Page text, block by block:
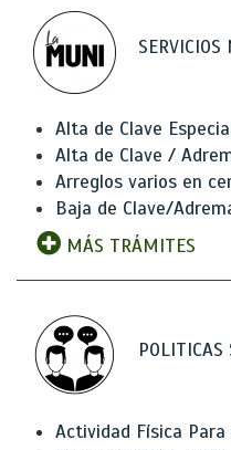
Alta de Clave
Alta de Clave /
Arreglos varios en
Baja de Clave/
MÁS TRÁMITES
POLITICAS
Actividad Física